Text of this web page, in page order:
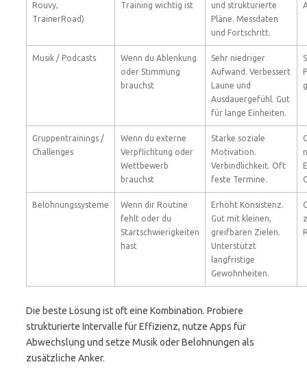
Rouvy,
TrainerRoad)
Training wichtig ist
und strukturierte
Pläne. Messdaten
und Fortschritt.
Musik / Podcasts
Wenn du Ablenkung
oder Stimmung
brauchst
Sehr niedriger
Aufwand. Verbessert
Laune und
Ausdauergefühl. Gut
für lange Einheiten.
Gruppentrainings /
Challenges
Wenn du externe
Verpflichtung oder
Wettbewerb
brauchst
Starke soziale
Motivation.
Verbindlichkeit. Oft
feste Termine.
Belohnungssysteme
Wenn dir Routine
fehlt oder du
Startschwierigkeiten
hast
Erhöht Konsistenz.
Gut mit kleinen,
greifbaren Zielen.
Unterstützt
langfristige
Gewohnheiten.
Die beste Lösung ist oft eine Kombination. Probiere
strukturierte Intervalle für Effizienz, nutze Apps für
Abwechslung und setze Musik oder Belohnungen als
zusätzliche Anker.